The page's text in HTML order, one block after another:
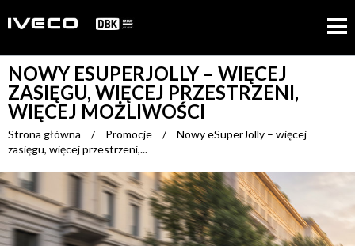
NOWY ESUPERJOLLY – WIĘCEJ
ZASIĘGU, WIĘCEJ PRZESTRZENI,
WIĘCEJ MOŻLIWOŚCI
Strona główna / Promocje /
Nowy eSuperJolly – więcej
zasięgu, więcej przestrzeni,...